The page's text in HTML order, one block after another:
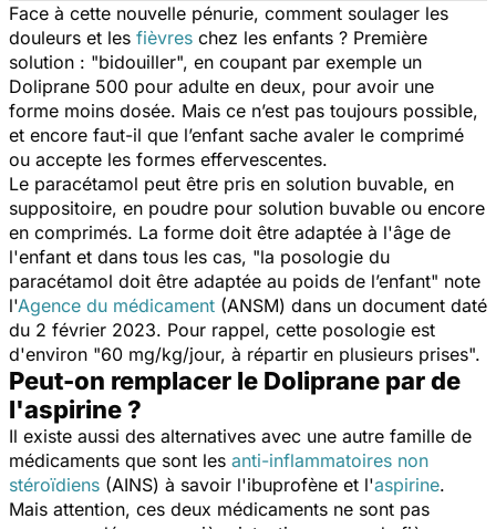
Face à cette nouvelle pénurie, comment soulager les
douleurs et les fièvres chez les enfants ? Première
solution : "bidouiller", en coupant par exemple un
Doliprane 500 pour adulte en deux, pour avoir une
forme moins dosée. Mais ce n’est pas toujours possible,
et encore faut-il que l’enfant sache avaler le comprimé
ou accepte les formes effervescentes.
Le paracétamol peut être pris en solution buvable, en
suppositoire, en poudre pour solution buvable ou encore
en comprimés. La forme doit être adaptée à l'âge de
l'enfant et dans tous les cas, "la posologie du
paracétamol doit être adaptée au poids de l’enfant" note
l'Agence du médicament (ANSM) dans un document daté
du 2 février 2023. Pour rappel, cette posologie est
d'environ "60 mg/kg/jour, à répartir en plusieurs prises".
Peut-on remplacer le Doliprane par de
l'aspirine ?
Il existe aussi des alternatives avec une autre famille de
médicaments que sont les anti-inflammatoires non
stéroïdiens (AINS) à savoir l'ibuprofène et l'aspirine.
Mais attention, ces deux médicaments ne sont pas